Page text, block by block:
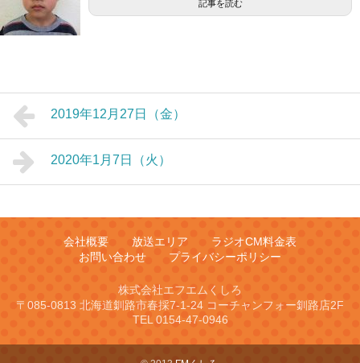
記事を読む
2019年12月27日（金）
2020年1月7日（火）
会社概要 放送エリア
ラジオCM料金表
お問い合わせ
プライバシーポリシー
株式会社エフエムくしろ
〒085-0813 北海道釧路市春採7-1-24 コーチャンフォー釧路店2F
TEL 0154-47-0946